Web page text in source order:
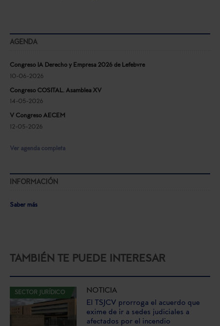
AGENDA
Congreso IA Derecho y Empresa 2026 de Lefebvre
10-06-2026
Congreso COSITAL. Asamblea XV
14-05-2026
V Congreso AECEM
12-05-2026
Ver agenda completa
INFORMACIÓN
Saber más
TAMBIÉN TE PUEDE INTERESAR
SECTOR JURÍDICO
NOTICIA
El TSJCV prorroga el acuerdo que
exime de ir a sedes judiciales a
afectados por el incendio